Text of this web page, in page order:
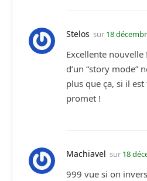
Stelos sur 18
Excellente
d’un “story mode”
plus que ça, si il
promet !
Machiavel sur 18
999 vue si on